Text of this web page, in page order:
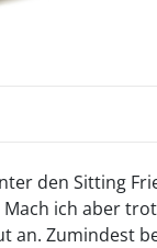
den Sitting
ich aber
Zumindest